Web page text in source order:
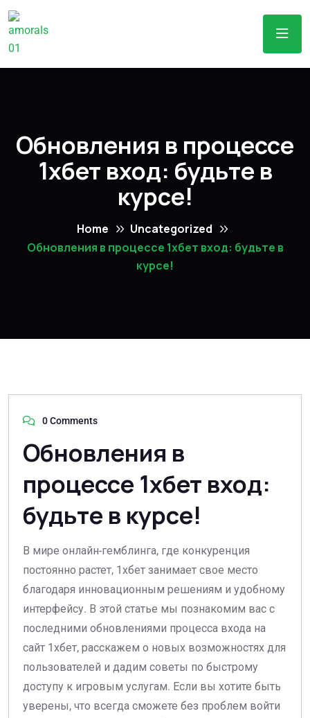
Обновления в процессе
1хбет вход: будьте в
курсе!
Home
Uncategorized
Обновления в процессе 1хбет вход: будьте в
курсе!
0 Comments
Обновления в
процессе 1хбет вход:
будьте в курсе!
В мире онлайн-гемблинга, где конкуренция
постоянно растет, 1хбет занимает свое место
благодаря инновационным решениям и удобному
интерфейсу. В этой статье мы познакомим вас с
последними обновлениями процесса входа на
сайт 1хбет, расскажем о новых возможностях для
пользователей и дадим советы по быстрому
доступу к игровым услугам. Если вы хотите быть
уверены, что всегда сможете без проблем войти